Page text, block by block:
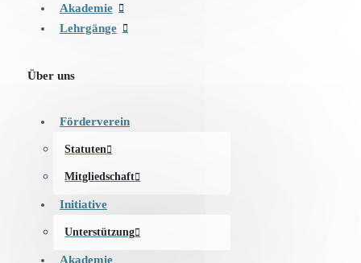
Akademie
Lehrgänge
Über uns
Förderverein
Statuten
Mitgliedschaft
Initiative
Unterstützung
Akademie